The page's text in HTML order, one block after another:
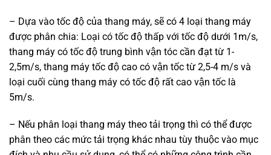
– Dựa vào tốc độ của thang máy, sẽ có 4 loại thang máy
được phân chia: Loại có tốc độ thấp với tốc độ dưới 1m/s,
thang máy có tốc độ trung bình vận tóc cần đạt từ 1-
2,5m/s, thang máy tốc độ cao có vận tốc từ 2,5-4 m/s và
loại cuối cùng thang máy có tốc độ rất cao vận tốc là
5m/s.
– Nếu phân loại thang máy theo tải trọng thì có thể được
phân theo các mức tải trọng khác nhau tùy thuộc vào mục